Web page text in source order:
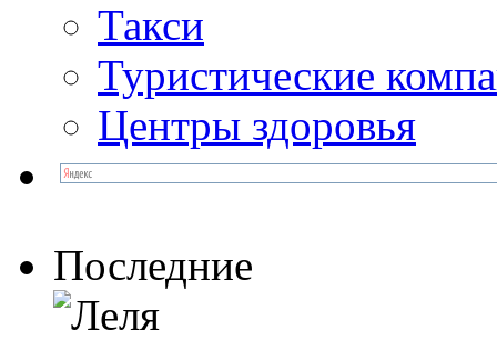
Такси
Туристические
Центры здоровья
Последние